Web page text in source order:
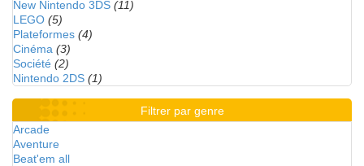
New Nintendo 3DS (11)
LEGO (5)
Plateformes (4)
Cinéma (3)
Société (2)
Nintendo 2DS (1)
Filtrer par genre
Arcade
Aventure
Beat'em all